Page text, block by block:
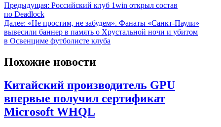
Предыдущая: Российский клуб 1win открыл состав
по Deadlock
Далее: «Не простим, не забудем». Фанаты «Санкт-Паули»
вывесили баннер в память о Хрустальной ночи и убитом
в Освенциме футболисте клуба
Похожие новости
Китайский производитель GPU
впервые получил сертификат
Microsoft WHQL